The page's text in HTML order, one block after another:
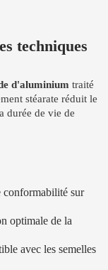
techniques
d'aluminium traité
stéarate réduit le
durée de vie de
conformabilité sur
optimale de la
avec les semelles